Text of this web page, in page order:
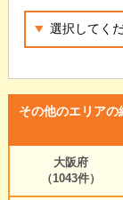
その他のエリア
大阪府
（1043件）